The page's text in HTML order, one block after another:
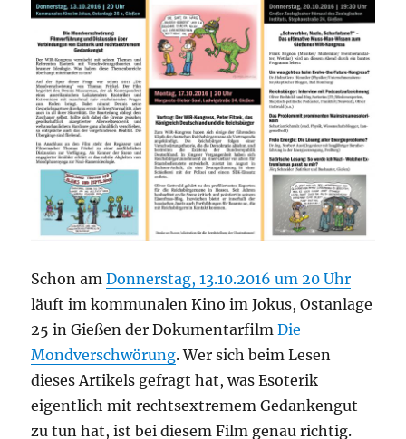
Schon amDonnerstag, 13.10.2016 um 20 Uhr
läuft im kommunalen Kino im Jokus, Ostanlage
25 in Gießen der DokumentarfilmDie
Mondverschwörung. Wer sich beim Lesen
dieses Artikels gefragt hat, was Esoterik
eigentlich mit rechtsextremem Gedankengut
zu tun hat, ist bei diesem Film genau richtig.